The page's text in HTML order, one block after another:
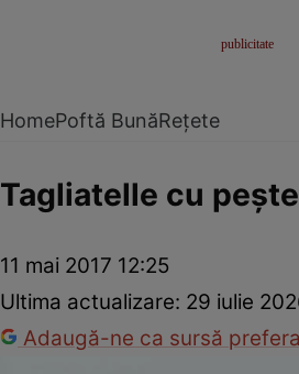
HomePoftă BunăRețete
Tagliatelle cu peşte
11 mai 2017 12:25
Ultima actualizare: 29 iulie
Adaugă-ne ca sursă